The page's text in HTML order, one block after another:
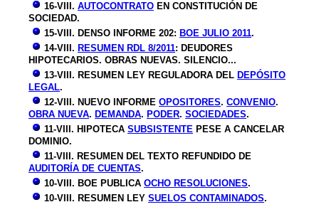
16-VIII. AUTOCONTRATO EN CONSTITUCIÓN DE
SOCIEDAD.
15-VIII. DENSO INFORME 202: BOE JULIO 2011.
14-VIII. RESUMEN RDL 8/2011: DEUDORES
HIPOTECARIOS. OBRAS NUEVAS. SILENCIO...
13-VIII. RESUMEN LEY REGULADORA DEL DEPÓSITO
LEGAL.
12-VIII. NUEVO INFORME OPOSITORES. CONVENIO.
OBRA NUEVA. DEMANDA. PODER. SOCIEDADES.
11-VIII. HIPOTECA SUBSISTENTE PESE A CANCELAR
DOMINIO.
11-VIII. RESUMEN DEL TEXTO REFUNDIDO DE
AUDITORÍA DE CUENTAS.
10-VIII. BOE PUBLICA OCHO RESOLUCIONES.
10-VIII. RESUMEN LEY SUELOS CONTAMINADOS.